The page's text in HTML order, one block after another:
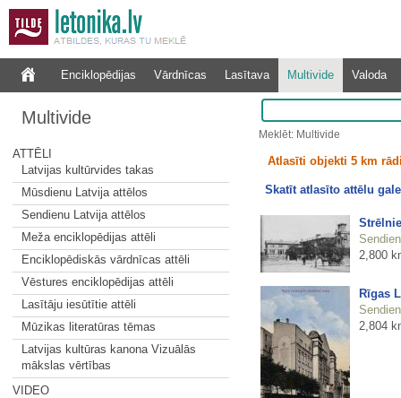
Enciklopēdijas Vārdnīcas Lasītava Multivide Valoda
Multivide
ATTĒLI
Latvijas kultūrvides takas
Mūsdienu Latvija attēlos
Sendienu Latvija attēlos
Meža enciklopēdijas attēli
Enciklopēdiskās vārdnīcas attēli
Vēstures enciklopēdijas attēli
Lasītāju iesūtītie attēli
Mūzikas literatūras tēmas
Latvijas kultūras kanona Vizuālās
mākslas vērtības
VIDEO
Meklēt: Multivide
Atlasīti objekti 5 km
Skatīt atlasīto attēlu
2,800
Rīgas
2,804